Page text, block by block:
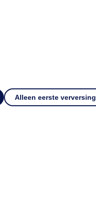
Alleen eerste verversing